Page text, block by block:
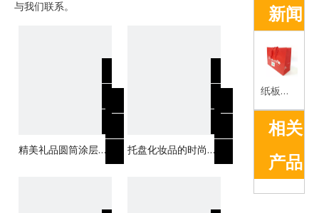
与我们联系。
精美礼品圆筒涂层纸
托盘化妆品的时尚气
新闻
纸板袋的优势简介
相关
产品